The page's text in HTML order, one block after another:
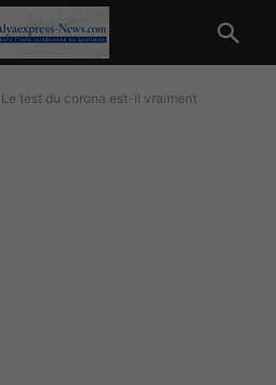
Le test du corona est-il vraiment